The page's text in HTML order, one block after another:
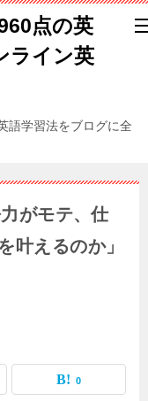
点の英
ライン英
語学習法をブログに全
がモテ、仕
叶えるのか」
0